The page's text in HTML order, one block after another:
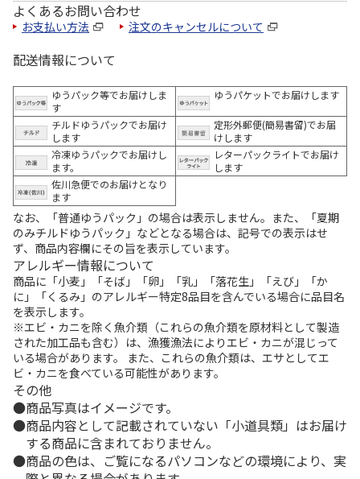
よくあるお問い合わせ
お支払い方法 注文のキャンセルについて
配送情報について
ゆうパック等でお届けしま
す
ゆうパケットでお届けします
チルドゆうパックでお届け
します
定形外郵便(簡易書留)でお届
けします
冷凍ゆうパックでお届けし
ます。
レターパックライトでお届け
します
佐川急便でのお届けとなり
ます
なお、「普通ゆうパック」の場合は表示しません。また、「夏期
のみチルドゆうパック」などとなる場合は、記号での表示はせ
ず、商品内容欄にその旨を表示しています。
アレルギー情報について
商品に「小麦」「そば」「卵」「乳」「落花生」「えび」「か
に」「くるみ」のアレルギー特定8品目を含んでいる場合に品目名
を表示します。
※エビ・カニを除く魚介類（これらの魚介類を原材料として製造
された加工品も含む）は、漁獲漁法によりエビ・カニが混じって
いる場合があります。 また、これらの魚介類は、エサとしてエ
ビ・カニを食べている可能性があります。
その他
商品写真はイメージです。
商品内容として記載されていない「小道具類」はお届け
する商品に含まれておりません。
商品の色は、ご覧になるパソコンなどの環境により、実